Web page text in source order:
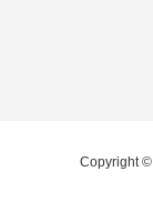
Copyright ©